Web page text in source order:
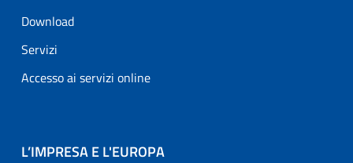
Download
Servizi
Accesso ai servizi online
L’IMPRESA E L'EUROPA